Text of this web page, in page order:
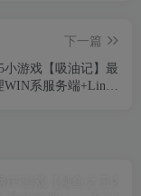
下一篇
小游戏【吸油记】最
WIN系服务端+Linux